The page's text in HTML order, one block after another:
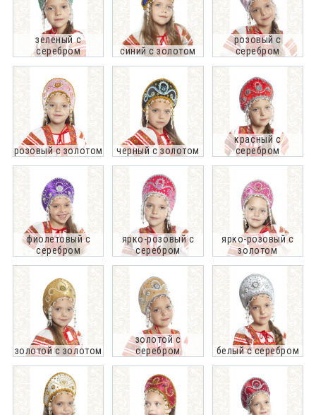
зеленый с
серебром
синий с золотом
розовый с
серебром
розовый с золотом черный с золотом
красный с
серебром
фиолетовый с
серебром
ярко-розовый с
серебром
ярко-розовый с
золотом
золотой с золотом
золотой с
серебром
белый с серебром